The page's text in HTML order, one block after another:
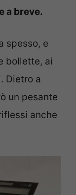
a breve.
spesso, e
bollette, ai
Dietro a
un pesante
anche